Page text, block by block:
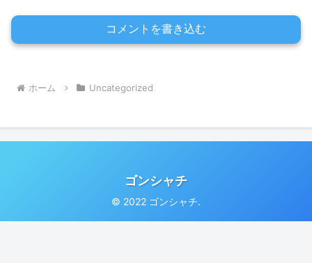
コメントを書き込む
ホーム Uncategorized
ゴンシャチ
© 2022 ゴンシャチ.